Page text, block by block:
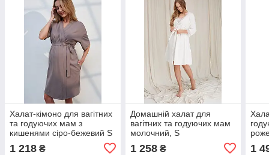
Халат-кімоно для вагітних
та годуючих мам з
кишенями сіро-бежевий S
1 218 ₴
Домашній халат для
вагітних та годуючих мам
молочний, S
1 258₴ 1